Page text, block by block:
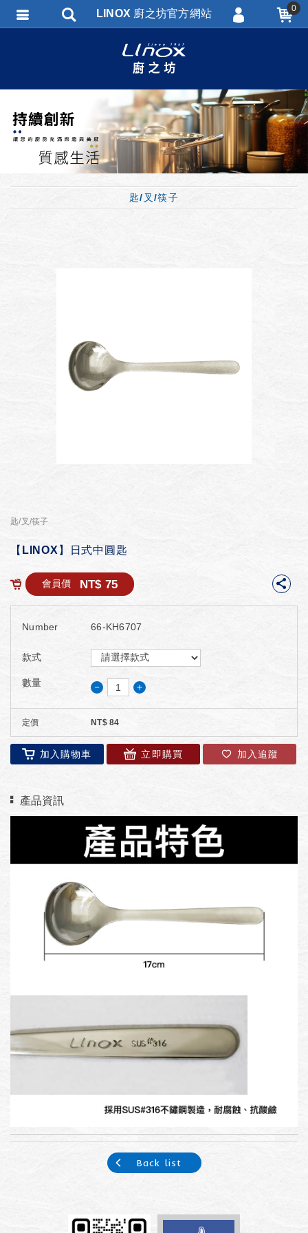
匙/叉/筷子
匙/叉/筷子
【LINOX】日式中圓匙
會員價 NT$ 75
Number 66-KH6707
款式
數量 － ＋
定價 NT$ 84
加入購物車 立即購買 加入追蹤
產品資訊
Back list
LINOX 廚之坊官方網站 0
會員註冊
忘記密碼
訂單查詢
匯款通知